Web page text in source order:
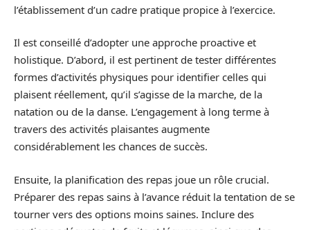
l’établissement d’un cadre pratique propice à l’exercice.
Il est conseillé d’adopter une approche proactive et
holistique. D’abord, il est pertinent de tester différentes
formes d’activités physiques pour identifier celles qui
plaisent réellement, qu’il s’agisse de la marche, de la
natation ou de la danse. L’engagement à long terme à
travers des activités plaisantes augmente
considérablement les chances de succès.
Ensuite, la planification des repas joue un rôle crucial.
Préparer des repas sains à l’avance réduit la tentation de se
tourner vers des options moins saines. Inclure des